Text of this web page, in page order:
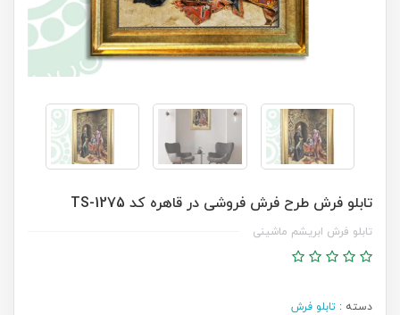
تابلو فرش طرح فرش فروشی در قاهره کد TS-1275
تابلو فرش ابریشم ماشینی
دسته : تابلو فرش